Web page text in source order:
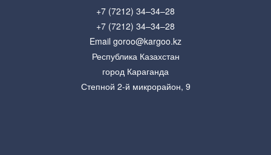
+7 (7212) 34–34–28
+7 (7212) 34–34–28
Email goroo@kargoo.kz
Республика Казахстан
город Караганда
Степной 2-й микрорайон, 9